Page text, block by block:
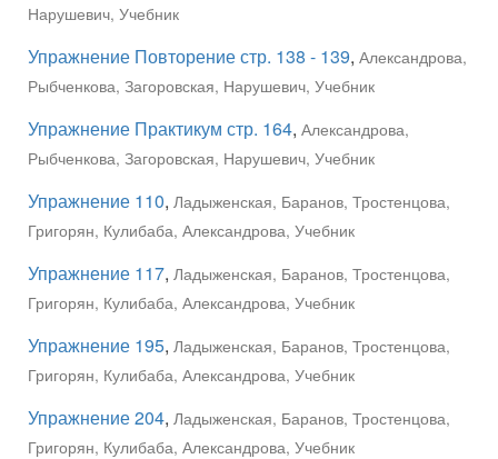
Нарушевич, Учебник
Упражнение Повторение стр. 138 - 139, Александрова,
Рыбченкова, Загоровская, Нарушевич, Учебник
Упражнение Практикум стр. 164, Александрова,
Рыбченкова, Загоровская, Нарушевич, Учебник
Упражнение 110, Ладыженская, Баранов, Тростенцова,
Григорян, Кулибаба, Александрова, Учебник
Упражнение 117, Ладыженская, Баранов, Тростенцова,
Григорян, Кулибаба, Александрова, Учебник
Упражнение 195, Ладыженская, Баранов, Тростенцова,
Григорян, Кулибаба, Александрова, Учебник
Упражнение 204, Ладыженская, Баранов, Тростенцова,
Григорян, Кулибаба, Александрова, Учебник